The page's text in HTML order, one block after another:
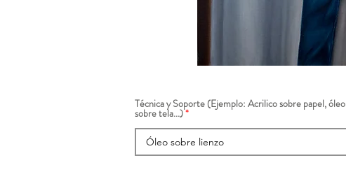
Técnica y Soporte (Ejemplo: Acrilico sobre papel, óleo
sobre tela...)